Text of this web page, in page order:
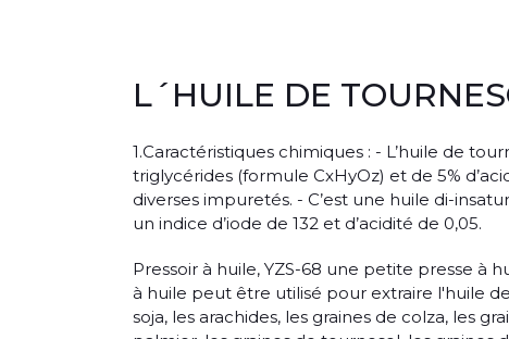
L´HUILE DE
1.Caractéristiques chimiques : - L’huile de
triglycérides (formule CxHyOz) et de 5%
diverses impuretés. - C’est une huile di-
un indice d’iode de 132 et d’acidité de 0,05.
Pressoir à huile, YZS-68 une petite presse à
à huile peut être utilisé pour extraire l'huile
soja, les arachides, les graines de colza, les